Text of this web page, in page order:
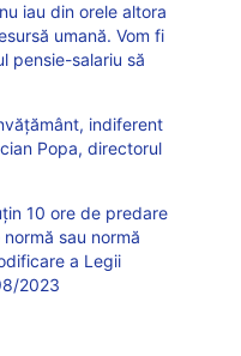
iau din orele altora
umană. Vom fi
pensie-salariu să
indiferent
Popa, directorul
10 ore de predare
sau normă
a Legii
2023